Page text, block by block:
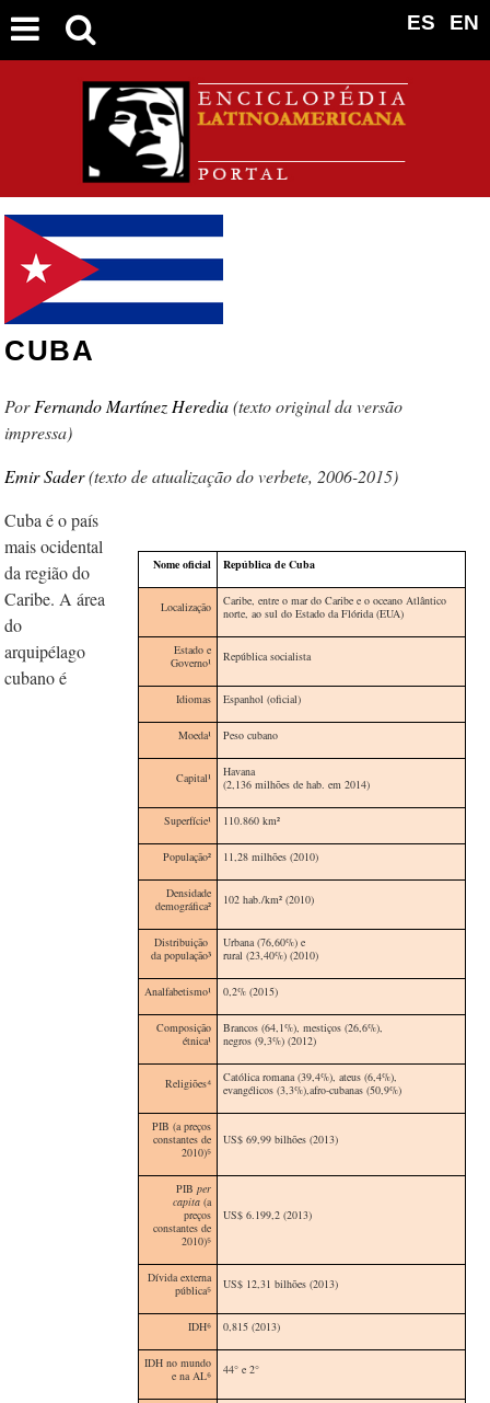
EN
ES
CUBA
Fernando Martínez Heredia(texto original da versão
impressa)
Emir Sader(texto de atualização do verbete, 2006-2015)
Nome oficial República de Cuba
Localização
Caribe, entre o mar do Caribe e o oceano Atlântico
norte, ao sul do Estado da Flórida (EUA)
Estado e
Governo¹
República socialista
Idiomas Espanhol (oficial)
Moeda¹ Peso cubano
Capital¹
Havana
(2,136 milhões de hab. em 2014)
Superfície¹ 110.860 km²
População² 11,28 milhões (2010)
Densidade
demográfica²
102 hab./km² (2010)
Distribuição
da população³
Urbana (76,60%) e
rural (23,40%) (2010)
Analfabetismo¹ 0,2% (2015)
Composição
étnica¹
Brancos (64,1%), mestiços (26,6%),
negros (9,3%) (2012)
Religiões⁴
Católica romana (39,4%), ateus (6,4%),
evangélicos (3,3%),afro-cubanas (50,9%)
PIB (a preços
constantes de
2010)⁵
US$ 69,99 bilhões (2013)
PIBper
capita (a
preços
constantes de
2010)⁵
US$ 6.199,2 (2013)
Dívida externa
pública⁵ US$ 12,31 bilhões (2013)
IDH⁶ 0,815 (2013)
IDH no mundo
e na AL⁶ 44° e 2°
Cuba é o país
mais ocidental
da região do
Caribe. A área
do
arquipélago
cubano é